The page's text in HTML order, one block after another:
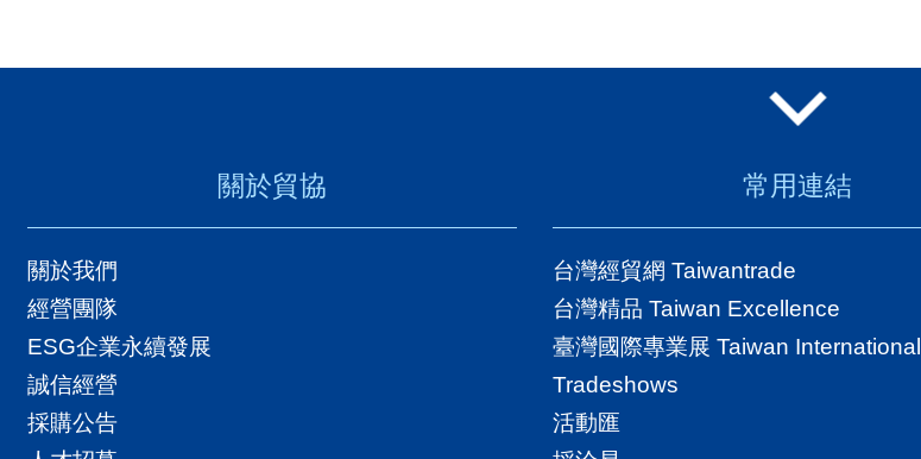
關於貿協
關於我們
經營團隊
ESG企業永續發展
誠信經營
採購公告
常用連結
台灣經貿網 Taiwantrade
台灣精品 Taiwan Excellence
臺灣國際專業展 Taiwan International
Tradeshows
活動匯